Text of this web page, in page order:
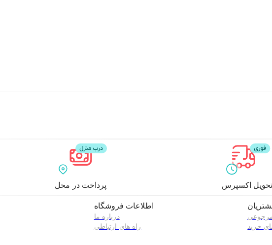
پرداخت در محل تحویل اکسپرس
اطلاعات فروشگاه
درباره ما
راه های ارتباطی
مرجوعی
خرید